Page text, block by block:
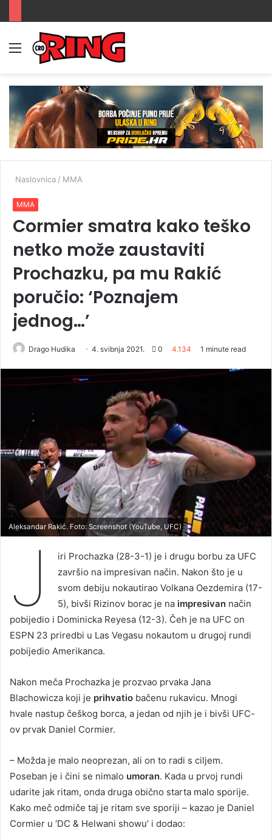
Menu
Naslovnica / MMA
MMA
Cormier smatra kako teško
netko može zaustaviti
Prochazku, pa mu Rakić
poručio: ‘Poznajem
jednog…’
Drago Hudika 4. svibnja 2021. 0 4.134 1 minute read
Aleksandar Rakić. Foto: Screenshot (YouTube, UFC)
J
iri Prochazka (28-3-1) je i drugu borbu za UFC
završio na impresivan način. Nakon što je u
svom debiju nokautirao Volkana Oezdemira (17-
5), bivši Rizinov borac je na impresivan način
pobijedio i Dominicka Reyesa (12-3). Čeh je na UFC on
ESPN 23 priredbi u Las Vegasu nokautom u drugoj rundi
pobijedio Amerikanca.
Nakon meča Prochazka je prozvao prvaka Jana
Blachowicza koji je prihvatio bačenu rukavicu. Mnogi
hvale nastup češkog borca, a jedan od njih je i bivši UFC-
ov prvak Daniel Cormier.
– Možda je malo neoprezan, ali on to radi s ciljem.
Poseban je i čini se nimalo umoran. Kada u prvoj rundi
udarite jak ritam, onda druga obično starta malo sporije.
Kako meč odmiče taj je ritam sve sporiji – kazao je Daniel
Cormier u ‘DC & Helwani showu’ i dodao: